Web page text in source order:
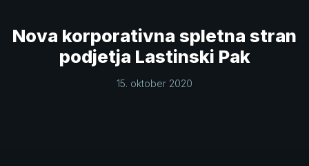
Nova korporativna spletna stran
podjetja Lastinski Pak
15. oktober 2020